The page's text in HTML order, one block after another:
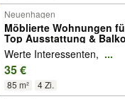
Neuenhagen
Möblierte Wohnungen
Top Ausstattung &
Werte Interessenten, ...
35 €
85 m² 4 Zi.